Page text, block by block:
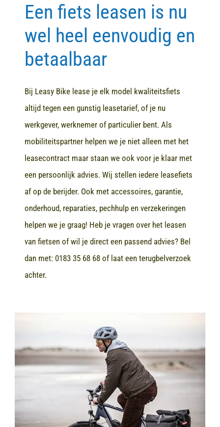
Contact
Een fiets leasen is nu
wel heel eenvoudig en
betaalbaar
Bij Leasy Bike lease je elk model kwaliteitsfiets
altijd tegen een gunstig leasetarief, of je nu
werkgever, werknemer of particulier bent. Als
mobiliteitspartner helpen we je niet alleen met het
leasecontract maar staan we ook voor je klaar met
een persoonlijk advies. Wij stellen iedere leasefiets
af op de berijder. Ook met accessoires, garantie,
onderhoud, reparaties, pechhulp en verzekeringen
helpen we je graag! Heb je vragen over het leasen
van fietsen of wil je direct een passend advies? Bel
dan met: 0183 35 68 68of laat een terugbelverzoek
achter.